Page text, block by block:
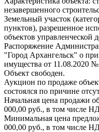
незавершенного
Земельный участок
пунктов), разрешенное
объектов управленческой
Распоряжение
"Город Архангельск" о
имущества от 11.08.2020
Объект свободен.
Аукцион по продаже
состоялся по причине
Начальная цена продажи
000,00 руб., в том числе
Минимальная цена
000,00 руб., в том числе